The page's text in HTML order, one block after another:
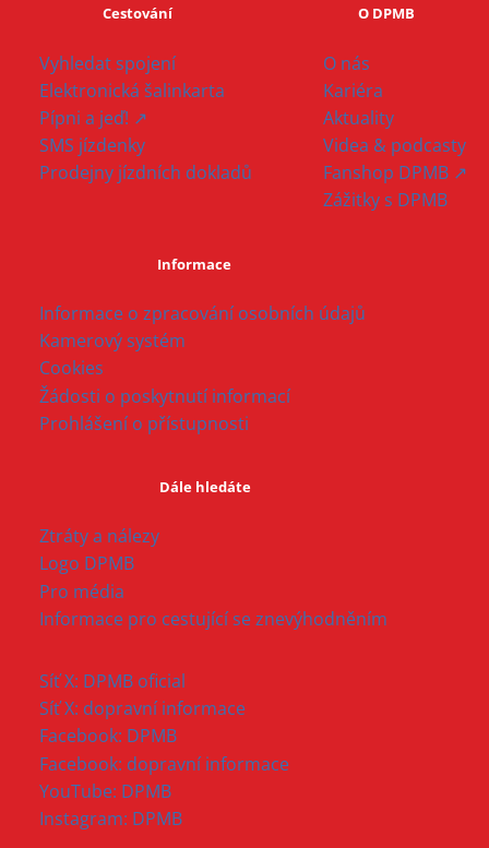
Cestování
Vyhledat spojení
Elektronická šalinkarta
Pípni a jeď! ↗
SMS jízdenky
Prodejny jízdních dokladů
O DPMB
O nás
Kariéra
Aktuality
Videa & podcasty
Fanshop DPMB ↗
Zážitky s DPMB
Informace
Informace o zpracování osobních údajů
Kamerový systém
Cookies
Žádosti o poskytnutí informací
Prohlášení o přístupnosti
Dále hledáte
Ztráty a nálezy
Logo DPMB
Pro média
Informace pro cestující se znevýhodněním
Síť X: DPMB oficial
Síť X: dopravní informace
Facebook: DPMB
Facebook: dopravní informace
YouTube: DPMB
Instagram: DPMB